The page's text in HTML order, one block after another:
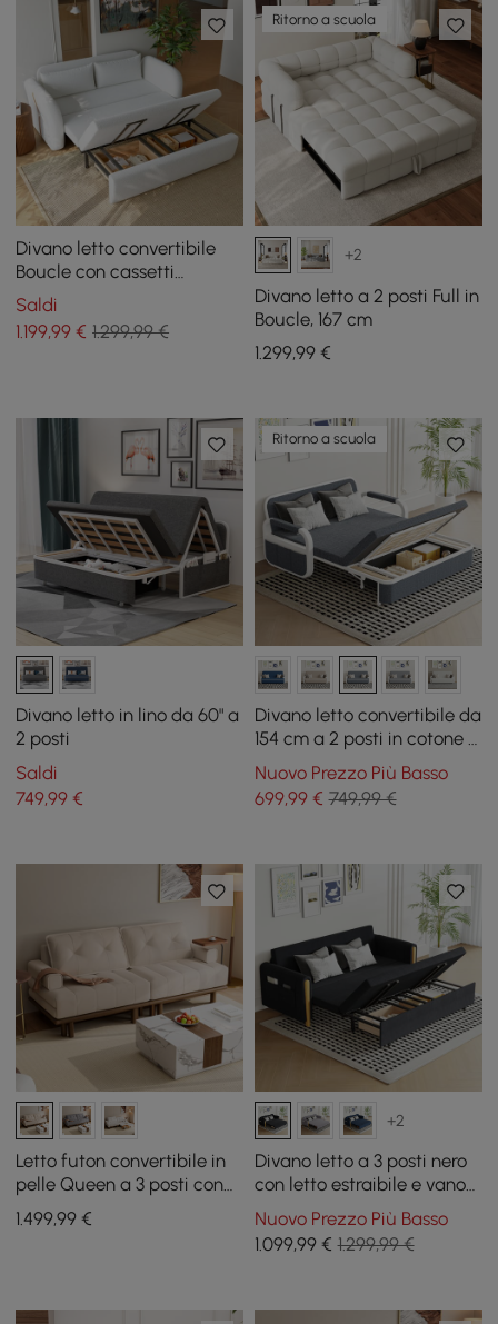
Divano letto convertibile
Boucle con cassetti
portaoggetti
Saldi
1.199,99 € 1.299,99 €
Ritorno a scuola
+2
Divano letto a 2 posti Full in
Boucle, 167 cm
1.299,99€
Divano letto in lino da 60" a
2 posti
Saldi
749,99 €
Ritorno a scuola
Divano letto convertibile da
154 cm a 2 posti in cotone e
lino con contenitore
Nuovo Prezzo Più Basso
699,99€ 749,99 €
Letto futon convertibile in
pelle Queen a 3 posti con
tavolino laterale
1.499,99 €
+2
Divano letto a 3 posti nero
con letto estraibile e vano
portaoggetti
Nuovo Prezzo Più Basso
1.099,99€ 1.299,99 €